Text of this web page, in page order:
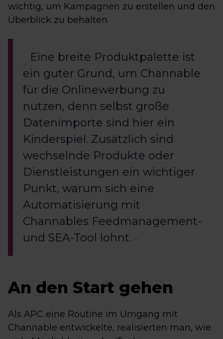
wichtig, um Kampagnen zu erstellen und den
Überblick zu behalten.
Eine breite Produktpalette ist
ein guter Grund, um Channable
für die Onlinewerbung zu
nutzen, denn selbst große
Datenimporte sind hier ein
Kinderspiel. Zusätzlich sind
wechselnde Produkte oder
Dienstleistungen ein wichtiger
Punkt, warum sich eine
Automatisierung mit
Channables Feedmanagement-
und SEA-Tool lohnt.
An den Start gehen
Als APC eine Routine im Umgang mit
Channable entwickelte, realisierten man, wie